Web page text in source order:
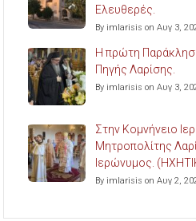
Ελευθερές.
By imlarisis on Αυγ 3,
Η πρώτη
Πηγής Λαρίσης.
By imlarisis on Αυγ 3,
Στην Κομνήνειο
Μητροπολίτης
Ιερώνυμος.
By imlarisis on Αυγ 2,